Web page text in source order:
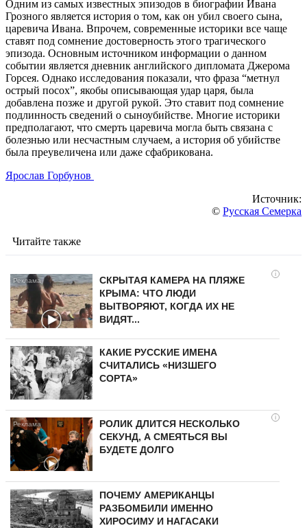
Одним из самых известных эпизодов в биографии Ивана
Грозного является история о том, как он убил своего сына,
царевича Ивана. Впрочем, современные историки все чаще
ставят под сомнение достоверность этого трагического
эпизода. Основным источником информации о данном
событии является дневник английского дипломата Джерома
Горсея. Однако исследования показали, что фраза “метнул
острый посох”, якобы описывающая удар царя, была
добавлена позже и другой рукой. Это ставит под сомнение
подлинность сведений о сыноубийстве. Многие историки
предполагают, что смерть царевича могла быть связана с
болезнью или несчастным случаем, а история об убийстве
была преувеличена или даже сфабрикована.
Ярослав Горбунов
Источник:
© Русская Семерка
Читайте также
i
СКРЫТАЯ КАМЕРА НА ПЛЯЖЕ
КРЫМА: ЧТО ЛЮДИ
ВЫТВОРЯЮТ, КОГДА ИХ НЕ
ВИДЯТ...
КАКИЕ РУССКИЕ ИМЕНА
СЧИТАЛИСЬ «НИЗШЕГО
СОРТА»
i
РОЛИК ДЛИТСЯ НЕСКОЛЬКО
СЕКУНД, А СМЕЯТЬСЯ ВЫ
БУДЕТЕ ДОЛГО
ПОЧЕМУ АМЕРИКАНЦЫ
РАЗБОМБИЛИ ИМЕННО
ХИРОСИМУ И НАГАСАКИ